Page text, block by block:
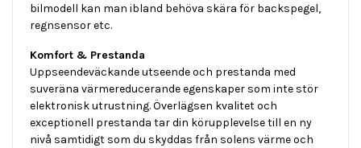
bilmodell kan man ibland behöva skära för backspegel,
regnsensor etc.
Komfort & Prestanda
Uppseendeväckande utseende och prestanda med
suveräna värmereducerande egenskaper som inte stör
elektronisk utrustning. Överlägsen kvalitet och
exceptionell prestanda tar din körupplevelse till en ny
nivå samtidigt som du skyddas från solens värme och